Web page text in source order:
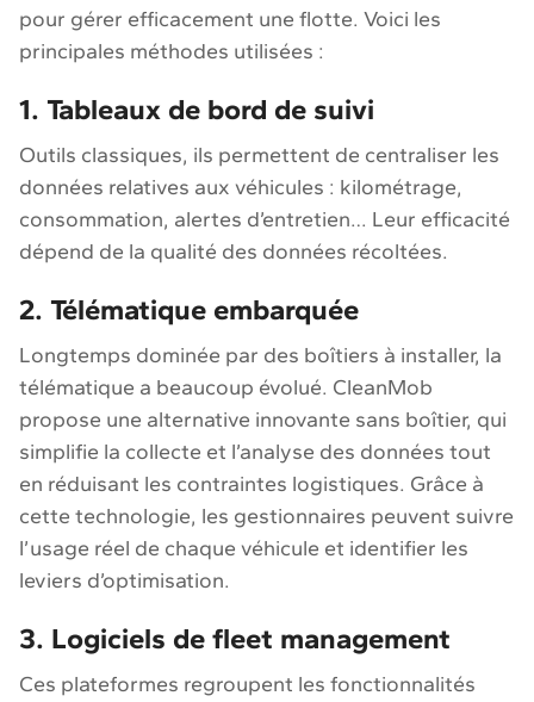
pour gérer efficacement une flotte. Voici les
principales méthodes utilisées :
1. Tableaux de bord de suivi
Outils classiques, ils permettent de centraliser les
données relatives aux véhicules : kilométrage,
consommation, alertes d’entretien… Leur efficacité
dépend de la qualité des données récoltées.
2. Télématique embarquée
Longtemps dominée par des boîtiers à installer, la
télématique a beaucoup évolué. CleanMob
propose une alternative innovante sans boîtier, qui
simplifie la collecte et l’analyse des données tout
en réduisant les contraintes logistiques. Grâce à
cette technologie, les gestionnaires peuvent suivre
l’usage réel de chaque véhicule et identifier les
leviers d’optimisation.
3. Logiciels de fleet management
Ces plateformes regroupent les fonctionnalités